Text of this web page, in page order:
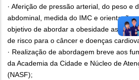
· Aferição de pressão arterial, do peso e
abdominal, medida do IMC e orientações
objetivo de abordar a obesidade
de risco para o câncer e doenças
· Realização de abordagem breve aos
da Academia da Cidade e Núcleo de
(NASF);